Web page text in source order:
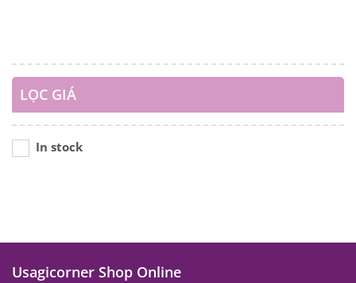
LỌC GIÁ
In stock
Usagicorner Shop Online